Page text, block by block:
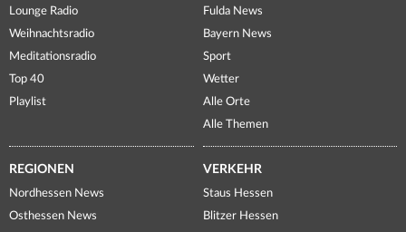
Lounge Radio
Weihnachtsradio
Meditationsradio
Top 40
Playlist
Fulda News
Bayern News
Sport
Wetter
Alle Orte
Alle Themen
REGIONEN
Nordhessen News
Osthessen News
VERKEHR
Staus Hessen
Blitzer Hessen